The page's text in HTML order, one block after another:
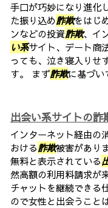
手口が巧妙になり進化
た振り込め詐欺をはじ
ンなどの投資詐欺、イ
い系サイト、デート商
っても、泣き寝入りせ
す。 まず詐欺に基づい
出会い系サイトの詐
インターネット経由の
おける詐欺被害があり
無料と表示されている
然高額の利用料請求が
チャットを継続できる
ので女性と出会うこと